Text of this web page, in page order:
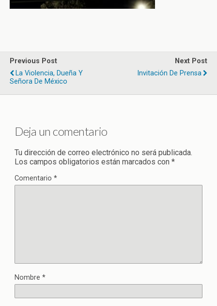
Previous Post
La Violencia, Dueña Y
Señora De México
Next Post
Invitación De Prensa
Deja un comentario
Tu dirección de correo electrónico no será publicada.
Los campos obligatorios están marcados con *
Comentario *
Nombre *